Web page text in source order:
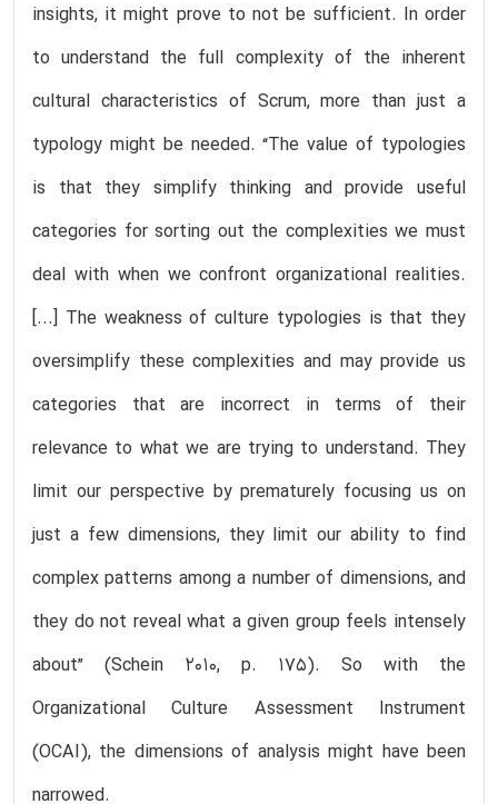
insights, it might prove to not be sufficient. In order
to understand the full complexity of the inherent
cultural characteristics of Scrum, more than just a
typology might be needed. “The value of typologies
is that they simplify thinking and provide useful
categories for sorting out the complexities we must
deal with when we confront organizational realities.
[...] The weakness of culture typologies is that they
oversimplify these complexities and may provide us
categories that are incorrect in terms of their
relevance to what we are trying to understand. They
limit our perspective by prematurely focusing us on
just a few dimensions, they limit our ability to find
complex patterns among a number of dimensions, and
they do not reveal what a given group feels intensely
about” (Schein 2010, p. 175). So with the
Organizational Culture Assessment Instrument
(OCAI), the dimensions of analysis might have been
narrowed.